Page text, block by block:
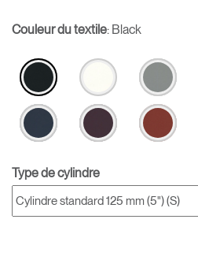
Couleur du textile: Black
Type de cylindre